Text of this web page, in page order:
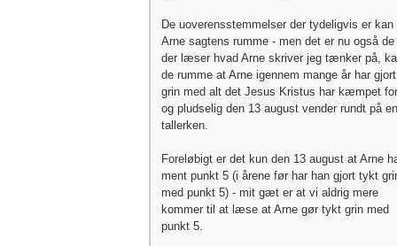
De uoverensstemmelser der tydeligvis er kan
Arne sagtens rumme - men det er nu også de
der læser hvad Arne skriver jeg tænker på,
de rumme at Arne igennem mange år har gjort
grin med alt det Jesus Kristus har kæmpet for
og pludselig den 13 august vender rundt på en
tallerken.
Foreløbigt er det kun den 13 august at Arne
ment punkt 5 (i årene før har han gjort tykt
med punkt 5) - mit gæt er at vi aldrig mere
kommer til at læse at Arne gør tykt grin med
punkt 5.